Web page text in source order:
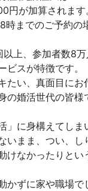
円が加算されます
時までのご予約の
上、参加者数8
ビスが特徴です。
たい、真面目にお
の婚活世代の皆様
」に身構えてしま
いまま、つい、し
けなかったりとい
かずに家や職場で